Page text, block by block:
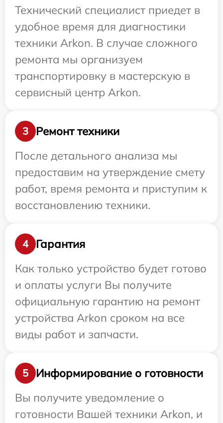
Технический специалист приедет в
удобное время для диагностики
техники Arkon. В случае сложного
ремонта мы организуем
транспортировку в мастерскую в
сервисный центр Arkon.
3
Ремонт техники
После детального анализа мы
предоставим на утверждение смету
работ, время ремонта и приступим к
восстановлению техники.
4
Гарантия
Как только устройство будет готово
и оплаты услуги Вы получите
официальную гарантию на ремонт
устройства Arkon сроком на все
виды работ и запчасти.
5
Информирование о готовности
Вы получите уведомление о
готовности Вашей техники Arkon, и